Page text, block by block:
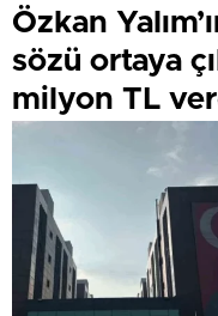
Özkan
sözü ortaya
milyon TL